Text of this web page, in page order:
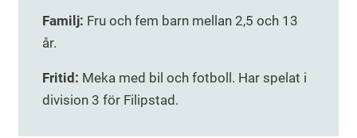
Familj: Fru och fem barn mellan 2,5 och 13
år.
Fritid: Meka med bil och fotboll. Har spelat i
division 3 för Filipstad.